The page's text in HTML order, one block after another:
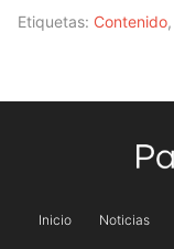
Etiquetas: Contenido,
Inicio Noticias